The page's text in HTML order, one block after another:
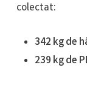
colectat:
342 kg de
239 kg de